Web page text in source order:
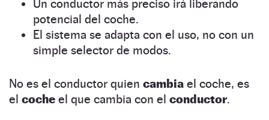
Un conductor más preciso irá liberando
potencial del coche.
El sistema se adapta con el uso, no con un
simple selector de modos.
No es el conductor quien cambia el coche, es
el coche el que cambia con el conductor.